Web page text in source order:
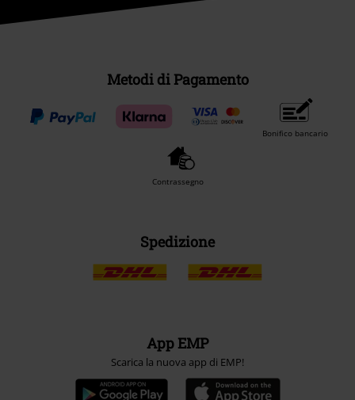
Metodi di Pagamento
Bonifico bancario
Contrassegno
Spedizione
App EMP
Scarica la nuova app di EMP!